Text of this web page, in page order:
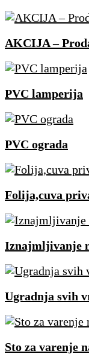
AKCIJA –
PVC lamperija
PVC ograda
Folija,cuva
Iznajmljivanje
Ugradnja svih
Sto za varenje